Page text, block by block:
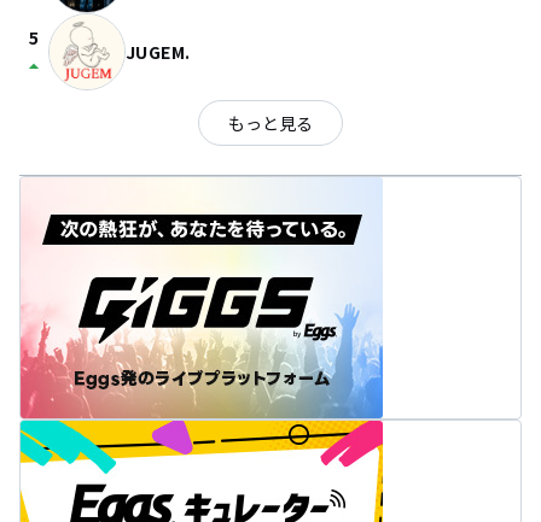
5
arrow_drop_up JUGEM.
もっと見る